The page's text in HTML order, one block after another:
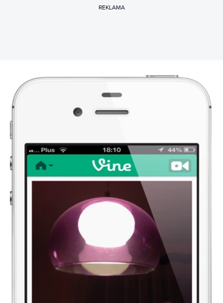
REKLAMA